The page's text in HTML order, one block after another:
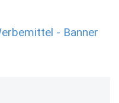
- Banner